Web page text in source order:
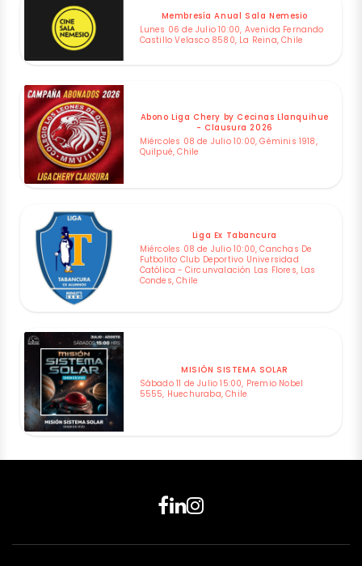
Membresía Anual Sala Nemesio
Lunes 06 de Julio 10:00, Avenida Fernando
Castillo Velasco 8580, La Reina, Chile
Abono Liga Chery by Cecinas Llanquihue
- Clausura 2026
Miércoles 08 de Julio 10:00, Géminis 1918,
Quilpué, Chile
Liga Ex Tabancura
Miércoles 08 de Julio 10:00, Canchas De
Futbolito Club Deportivo Universidad
Católica - Circunvalación Las Flores, Las
Condes, Chile
MISIÓN SISTEMA SOLAR
Sábado 11 de Julio 15:00, Premio Nobel
5555, Huechuraba, Chile